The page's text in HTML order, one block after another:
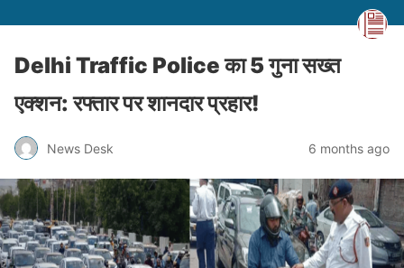
Delhi Traffic Police का 5 गुना सख्त
एक्शन: रफ्तार पर शानदार प्रहार!
News Desk 6 months ago